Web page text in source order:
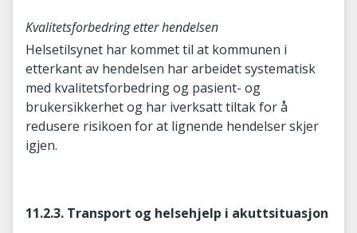
Kvalitetsforbedring etter hendelsen
Helsetilsynet har kommet til at kommunen i
etterkant av hendelsen har arbeidet systematisk
med kvalitetsforbedring og pasient- og
brukersikkerhet og har iverksatt tiltak for å
redusere risikoen for at lignende hendelser skjer
igjen.
11.2.3. Transport og helsehjelp i akuttsituasjon